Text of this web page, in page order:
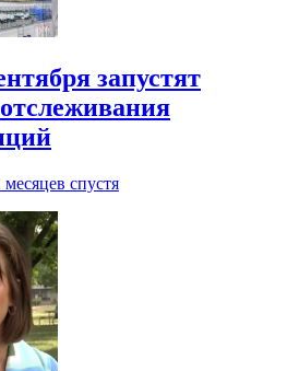
запустят
месяцев спустя